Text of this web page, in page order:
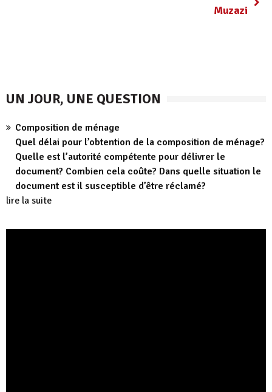
Muzazi
UN JOUR, UNE QUESTION
Composition de ménage
Quel délai pour l’obtention de la composition de ménage?
Quelle est l’autorité compétente pour délivrer le
document? Combien cela coûte? Dans quelle situation le
document est il susceptible d’être réclamé?
lire la suite